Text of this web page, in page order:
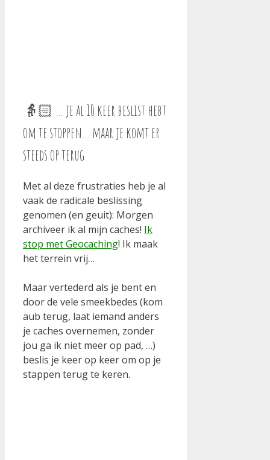
👵🏻 … je al 10 keer beslist hebt
om te stoppen… maar je komt er
steeds op terug
Met al deze frustraties heb je al
vaak de radicale beslissing
genomen (en geuit): Morgen
archiveer ik al mijn caches! Ik
stop met Geocaching! Ik maak
het terrein vrij…
Maar vertederd als je bent en
door de vele smeekbedes (kom
aub terug, laat iemand anders
je caches overnemen, zonder
jou ga ik niet meer op pad, …)
beslis je keer op keer om op je
stappen terug te keren.